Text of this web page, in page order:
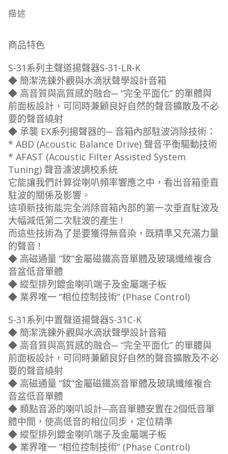
描述
商品特色
S-31系列主聲道揚聲器S-31-LR-K
◆ 簡潔洗鍊外觀與水滴狀聲學設計音箱
◆ 高音質與高質感的融合─ “完全平面化” 的單體與
前面板設計，可同時兼顧良好自然的聲音擴散及不必
要的聲音繞射
◆ 承襲 EX系列揚聲器的─ 音箱內部駐波消除技術：
* ABD (Acoustic Balance Drive) 聲音平衡驅動技術
* AFAST (Acoustic Filter Assisted System
Tuning) 聲音濾波調校系統
它能讓我們計算從喇叭頻率響應之中，看出音箱垂直
駐波的關係及影響。
這項新技術能完全消除音箱內部的第一次垂直駐波及
大幅減低第二次駐波的產生 !
而這些技術為了是要獲得無音染，既精準又充滿力量
的聲音 !
◆ 高磁通量 ”釹”金屬磁鐵高音單體及玻璃纖維複合
音盆低音單體
◆ 縱型排列鍍金喇叭端子及金屬端子板
◆ 業界唯一 “相位控制技術” (Phase Control)
S-31系列中置聲道揚聲器S-31C-K
◆ 簡潔洗鍊外觀與水滴狀聲學設計音箱
◆ 高音質與高質感的融合─ “完全平面化” 的單體與
前面板設計，可同時兼顧良好自然的聲音擴散及不必
要的聲音繞射
◆ 高磁通量 ”釹”金屬磁鐵高音單體及玻璃纖維複合
音盆低音單體
◆ 類點音源的喇叭設計─高音單體安置在2個低音單
體中間，使高低音的相位同步，定位精準
◆ 縱型排列鍍金喇叭端子及金屬端子板
◆ 業界唯一 “相位控制技術” (Phase Control)